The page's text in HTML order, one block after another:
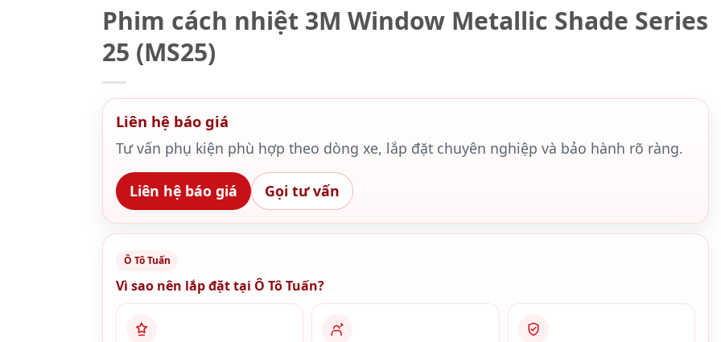
Phim cách nhiệt 3M Window Metallic Shade Series
25 (MS25)
Liên hệ báo giá
Tư vấn phụ kiện phù hợp theo dòng xe, lắp đặt chuyên nghiệp và bảo hành rõ ràng.
Liên hệ báo giá Gọi tư vấn
Ô Tô Tuấn
Vì sao nên lắp đặt tại Ô Tô Tuấn?